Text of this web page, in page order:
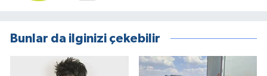
Bunlar da ilginizi çekebilir